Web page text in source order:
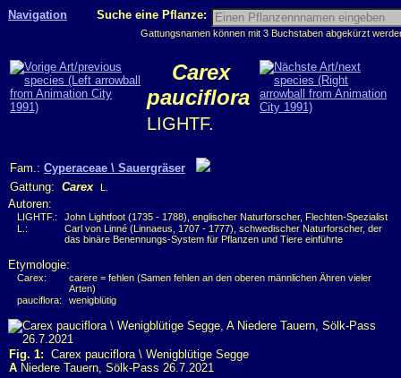
Navigation Suche eine Pflanze:
Gattungsnamen können mit 3 Buchstaben abgekürzt
Carex
pauciflora
LIGHTF.
Fam.: Cyperaceae \ Sauergräser
Gattung: Carex L.
Autoren:
LIGHTF.:
John Lightfoot (1735 - 1788), englischer Naturforscher, Flechten-Spezialist
L.:
Carl von Linné (Linnaeus, 1707 - 1777), schwedischer Naturforscher, der
das binäre Benennungs-System für Pflanzen und Tiere einführte
Etymologie:
Carex:
carere = fehlen (Samen fehlen an den oberen männlichen Ähren vieler
Arten)
pauciflora:
wenigblütig
Fig. 1: Carex pauciflora \ Wenigblütige Segge
A Niedere Tauern, Sölk-Pass 26.7.2021